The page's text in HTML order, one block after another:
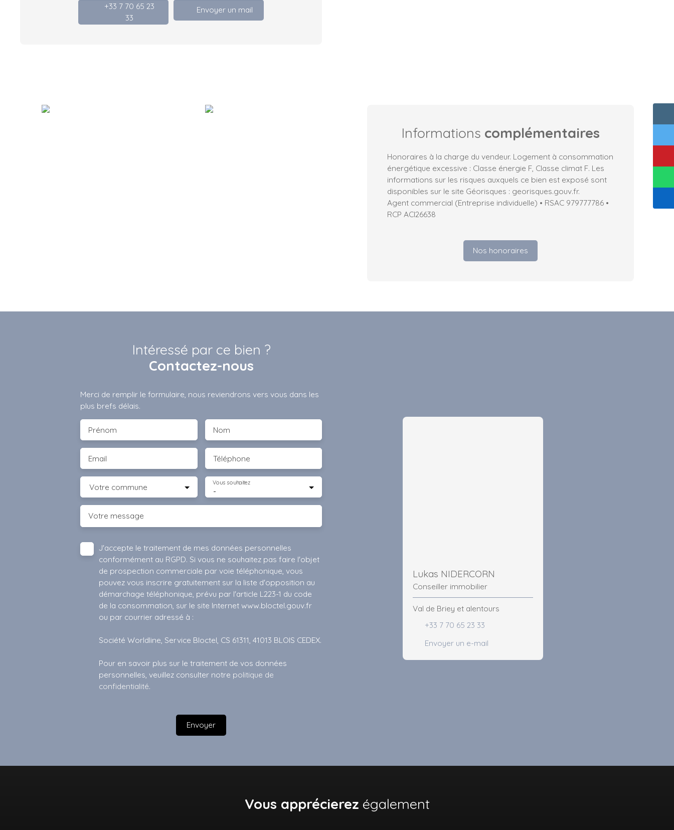
+33 7 70 65 23
33
Envoyer un mail
Informations complémentaires
Honoraires à la charge du vendeur. Logement à consommation
énergétique excessive : Classe énergie F, Classe climat F. Les
informations sur les risques auxquels ce bien est exposé sont
disponibles sur le site Géorisques : georisques.gouv.fr.
Agent commercial (Entreprise individuelle) • RSAC 979777786 •
RCP ACI26638
Nos honoraires
Intéressé par ce bien ?
Contactez-nous
Merci de remplir le formulaire, nous reviendrons vers vous dans les
plus brefs délais.
Prénom Nom
Email Téléphone
Votre commune -
Vous souhaitez
Votre message
J'accepte le traitement de mes données personnelles
conformément au RGPD. Si vous ne souhaitez pas faire l'objet
de prospection commerciale par voie téléphonique, vous
pouvez vous inscrire gratuitement sur la liste d'opposition au
démarchage téléphonique, prévu par l'article L223-1 du code
de la consommation, sur le site Internet www.bloctel.gouv.fr
ou par courrier adressé à :
Société Worldline, Service Bloctel, CS 61311, 41013 BLOIS CEDEX.
Pour en savoir plus sur le traitement de vos données
personnelles, veuillez consulter notre politique de
confidentialité.
Envoyer
Lukas NIDERCORN
Conseiller immobilier
Val de Briey et alentours
+33 7 70 65 23 33
Envoyer un e-mail
Vous apprécierez également